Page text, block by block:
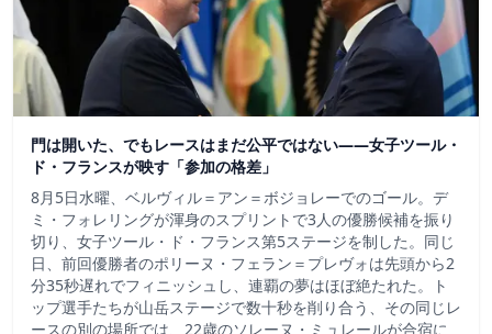
門は開いた、でもレースはまだ公平ではない――女子ツール・
ド・フランスが映す「参加の格差」
8月5日水曜、ベルヴィル＝アン＝ボジョレーでのゴール。デ
ミ・フォレリングが渾身のスプリントで3人の優勝候補を振り
切り、女子ツール・ド・フランス第5ステージを制した。同じ
日、前回優勝者のポリーヌ・フェラン＝プレヴォは先頭から2
分35秒遅れでフィニッシュし、連覇の夢はほぼ絶たれた。ト
ップ選手たちが山岳ステージで数十秒を削り合う、その同じレ
ースの別の場所では、22歳のソレーヌ・ミュレールが合宿に